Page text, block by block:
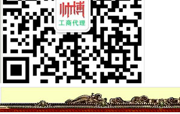
九龙坡区谢家湾博帆办公设备经营部_【信用信息_
江夏谢家湾怎么办居住证_百度知道
谢家湾有没有办护照的,还是要去巴国城那边_百度知
重庆九龙坡区谢家湾长城宽带办理-重庆社区
谢家湾正街建苑小区物业撤走街道办正出面协调_重
印_谢家湾街道：社区居民送锦旗为民解忧办实事_
【谢家湾办公耗材】-今题谢家湾办公耗材网
关于进城务工人员子女小学入学问题_重庆市公开
重庆建设摩托车股份有限公司重大资产购买暨关联